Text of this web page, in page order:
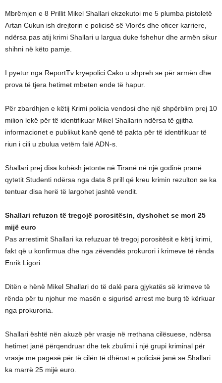
Mbrëmjen e 8 Prillit Mikel Shallari ekzekutoi me 5 plumba pistoletë
Artan Cukun ish drejtorin e policisë së Vlorës dhe oficer karriere,
ndërsa pas atij krimi Shallari u largua duke fshehur dhe armën sikur
shihni në këto pamje.
I pyetur nga ReportTv kryepolici Cako u shpreh se për armën dhe
prova të tjera hetimet mbeten ende të hapur.
Për zbardhjen e këtij Krimi policia vendosi dhe një shpërblim prej 10
milion lekë për të identifikuar Mikel Shallarin ndërsa të gjitha
informacionet e publikut kanë qenë të pakta për të identifikuar të
riun i cili u zbulua vetëm falë ADN-s.
Shallari prej disa kohësh jetonte në Tiranë në një godinë pranë
qytetit Studenti ndërsa nga data 8 prill që kreu krimin rezulton se ka
tentuar disa herë të largohet jashtë vendit.
Shallari refuzon të tregojë porositësin, dyshohet se mori 25
mijë euro
Pas arrestimit Shallari ka refuzuar të tregoj porositësit e këtij krimi,
fakt që u konfirmua dhe nga zëvendës prokurori i krimeve të rënda
Enrik Ligori.
Ditën e hënë Mikel Shallari do të dalë para gjykatës së krimeve të
rënda për tu njohur me masën e sigurisë arrest me burg të kërkuar
nga prokuroria.
Shallari është nën akuzë për vrasje në rrethana cilësuese, ndërsa
hetimet janë përqendruar dhe tek zbulimi i një grupi kriminal për
vrasje me pagesë për të cilën të dhënat e policisë janë se Shallari
ka marrë 25 mijë euro.